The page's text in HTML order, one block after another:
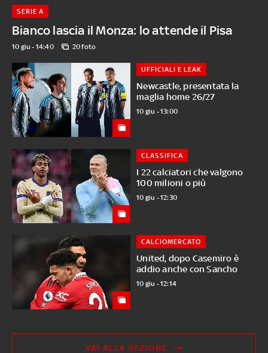
Bianco lascia il Monza: lo attende il Pisa
SERIE A
10 giu - 14:40 20 foto
Newcastle, presentata la
maglia home 26/27
UFFICIALI E LEAK
10 giu - 13:00
I 22 calciatori che valgono
100 milioni o più
CLASSIFICA
10 giu - 12:30
United, dopo Casemiro è
addio anche con Sancho
CALCIOMERCATO
10 giu - 12:14
VAI ALLA SEZIONE